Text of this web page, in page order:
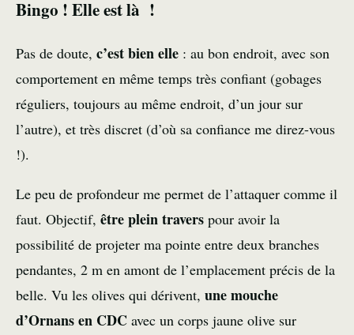
Bingo ! Elle est là !
Pas de doute, c’est bien elle : au bon endroit, avec son
comportement en même temps très confiant (gobages
réguliers, toujours au même endroit, d’un jour sur
l’autre), et très discret (d’où sa confiance me direz-vous
!).
Le peu de profondeur me permet de l’attaquer comme il
faut. Objectif, être plein travers pour avoir la
possibilité de projeter ma pointe entre deux branches
pendantes, 2 m en amont de l’emplacement précis de la
belle. Vu les olives qui dérivent, une mouche
d’Ornans en CDC avec un corps jaune olive sur